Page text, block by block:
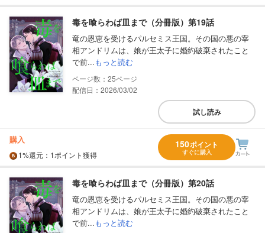
毒を喰らわば皿まで（分冊版）第19話
竜の恩恵を受けるパルセミス王国。その国の悪の宰
相アンドリムは、娘が王太子に婚約破棄されたこと
で前...もっと読む
25
配信日：2026/03/02
試し読み
購入
1%還元 ：1ポイント獲得
150ポイント
すぐに購入
毒を喰らわば皿まで（分冊版）第20話
竜の恩恵を受けるパルセミス王国。その国の悪の宰
相アンドリムは、娘が王太子に婚約破棄されたこと
で前...もっと読む